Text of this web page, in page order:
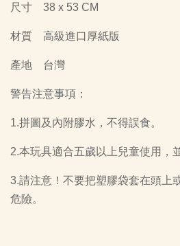
尺寸 38 x 53 CM
材質 高級進口厚紙版
產地 台灣
警告注意事項：
1.拼圖及內附膠水，不得誤食。
2.本玩具適合五歲以上兒童使用，
3.請注意！不要把塑膠袋套在頭上
危險。